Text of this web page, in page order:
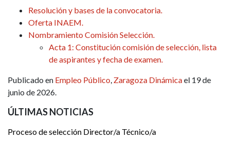
Resolución y bases de la convocatoria.
Oferta INAEM.
Nombramiento Comisión Selección.
Acta 1: Constitución comisión de selección, lista
de aspirantes y fecha de examen.
Publicado en Empleo Público, Zaragoza Dinámicael 19 de
junio de 2026.
ÚLTIMAS NOTICIAS
Proceso de selección Director/a Técnico/a